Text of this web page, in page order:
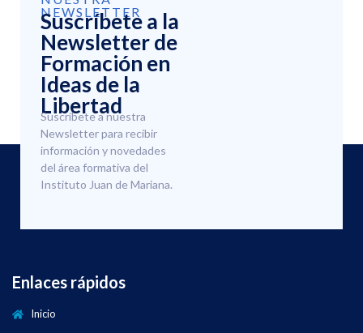
NEWSLETTER
Suscríbete a la
Newsletter de
Formación en
Ideas de la
Libertad
Suscríbete a nuestra
Newsletter para recibir
información y novedades
del área formativa del
Instituto Juan de Mariana.
Enlaces rápidos
Inicio